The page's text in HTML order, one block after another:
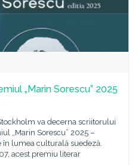
„Marin Sorescu” 2025
va decerna scriitorului
„Marin Sorescu” 2025 –
în lumea culturală suedeză.
acest premiu literar